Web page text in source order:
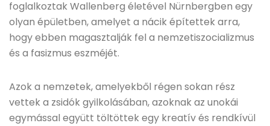
foglalkoztak Wallenberg életével Nürnbergben egy
olyan épületben, amelyet a nácik építettek arra,
hogy ebben magasztalják fel a nemzetiszocializmus
és a fasizmus eszméjét.
Azok a nemzetek, amelyekből régen sokan rész
vettek a zsidók gyilkolásában, azoknak az unokái
egymással együtt töltöttek egy kreatív és rendkívül